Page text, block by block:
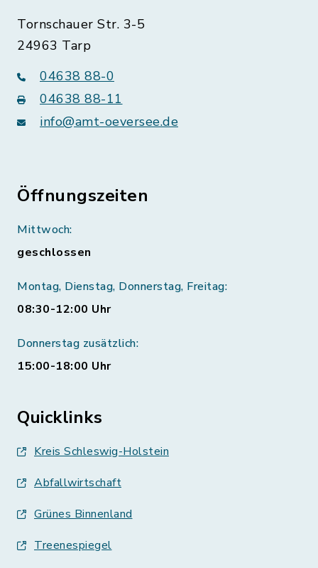
Tornschauer Str. 3-5
24963 Tarp
04638 88-0
04638 88-11
info@amt-oeversee.de
Öffnungszeiten
Mittwoch:
geschlossen
Montag, Dienstag, Donnerstag, Freitag:
08:30-12:00 Uhr
Donnerstag zusätzlich:
15:00-18:00 Uhr
Quicklinks
Kreis Schleswig-Holstein
Abfallwirtschaft
Grünes Binnenland
Treenespiegel